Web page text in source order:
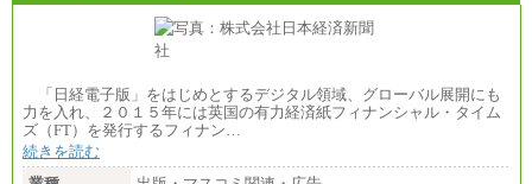
「日経電子版」をはじめとするデジタル領域、グローバル展開にも
力を入れ、２０１５年には英国の有力経済紙フィナンシャル・タイム
ズ（FT）を発行するフィナン…
続きを読む